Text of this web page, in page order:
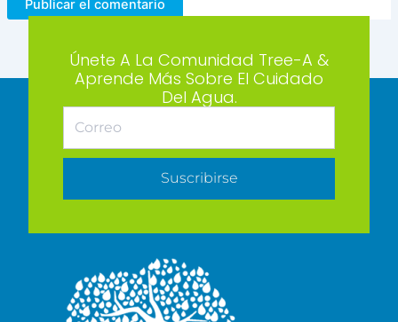
Únete A La Comunidad Tree-A &
Aprende Más Sobre El Cuidado
Del Agua.
Suscribirse